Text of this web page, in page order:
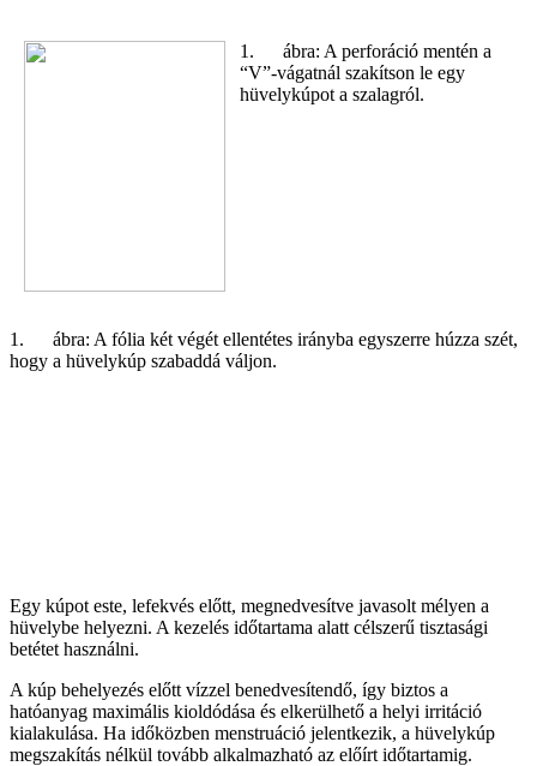
1. ábra: A perforáció mentén a
“V”-vágatnál szakítson le egy
hüvelykúpot a szalagról.
1. ábra: A fólia két végét ellentétes irányba egyszerre húzza szét,
hogy a hüvelykúp szabaddá váljon.
Egy kúpot este, lefekvés előtt, megnedvesítve javasolt mélyen a
hüvelybe helyezni. A kezelés időtartama alatt célszerű tisztasági
betétet használni.
A kúp behelyezés előtt vízzel benedvesítendő, így biztos a
hatóanyag maximális kioldódása és elkerülhető a helyi irritáció
kialakulása. Ha időközben menstruáció jelentkezik, a hüvelykúp
megszakítás nélkül tovább alkalmazható az előírt időtartamig.